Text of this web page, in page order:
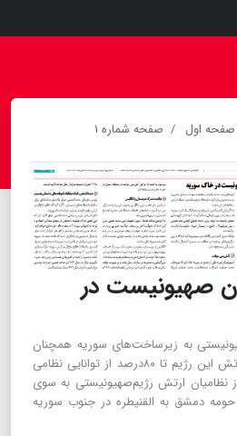
صفحه اول صفحه شماره ۱
صهیونیست در
به زیرساخت‌های سوریه همچنان
ادامه دارد و براساس اعلام ارتش این رژیم تا ۸۰درصد از توانایی نظامی
نظامیان ارتش رژیم‌صهیونیستی به سوی
دمشق به القنیطره در جنوب سوریه